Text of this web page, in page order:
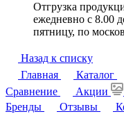
Отгрузка
ежедневно с 8.00
пятницу, по
Назад к списку
Главная
Каталог
Сравнение
Акции
Бренды
Отзывы